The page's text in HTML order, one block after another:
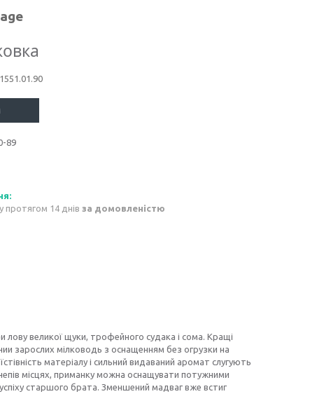
1551.01.90
89
протягом 14 днів за домовленістю
лову великої щуки, трофейного судака і сома. Кращі
зарослих мілководь з оснащенням без огрузки на
матеріалу і сильний видаваний аромат слугують
місцях, приманку можна оснащувати потужними
старшого брата. Зменшений мадваг вже встиг